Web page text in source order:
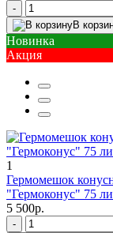
-
В
Новинка
Акция
1
Гермомешок
"Гермоконус" 75
5 500р.
-